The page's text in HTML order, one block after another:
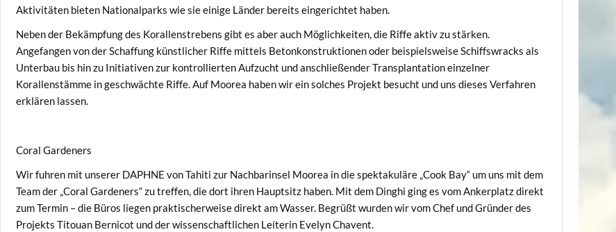
Aktivitäten bieten Nationalparks wie sie einige Länder bereits eingerichtet haben.
Neben der Bekämpfung des Korallenstrebens gibt es aber auch Möglichkeiten, die Riffe aktiv zu stärken.
Angefangen von der Schaffung künstlicher Riffe mittels Betonkonstruktionen oder beispielsweise Schiffswracks als
Unterbau bis hin zu Initiativen zur kontrollierten Aufzucht und anschließender Transplantation einzelner
Korallenstämme in geschwächte Riffe. Auf Moorea haben wir ein solches Projekt besucht und uns dieses Verfahren
erklären lassen.
Coral Gardeners
Wir fuhren mit unserer DAPHNE von Tahiti zur Nachbarinsel Moorea in die spektakuläre „Cook Bay“ um uns mit dem
Team der „Coral Gardeners“ zu treffen, die dort ihren Hauptsitz haben. Mit dem Dinghi ging es vom Ankerplatz direkt
zum Termin – die Büros liegen praktischerweise direkt am Wasser. Begrüßt wurden wir vom Chef und Gründer des
Projekts Titouan Bernicot und der wissenschaftlichen Leíterin Evelyn Chavent.